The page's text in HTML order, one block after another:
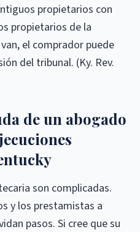
propietarios con
propietarios de la
el comprador puede
del tribunal. (Ky. Rev.
de un abogado
son complicadas.
y los prestamistas a
pasos. Si cree que su